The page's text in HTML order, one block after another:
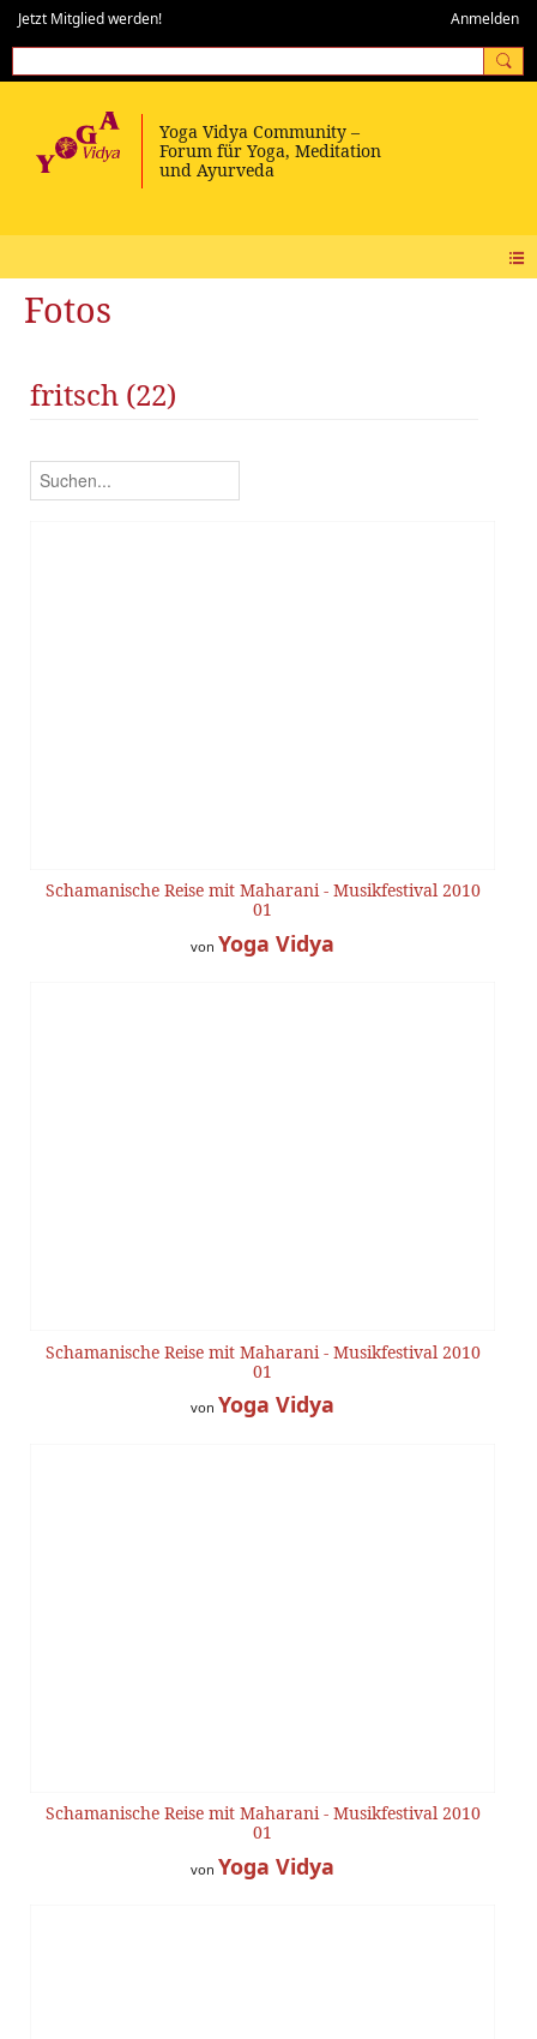
Jetzt Mitglied werden! Anmelden
Fotos
fritsch (22)
Schamanische Reise mit Maharani - Musikfestival 2010
01
von Yoga Vidya
Schamanische Reise mit Maharani - Musikfestival 2010
01
von Yoga Vidya
Schamanische Reise mit Maharani - Musikfestival 2010
01
von Yoga Vidya